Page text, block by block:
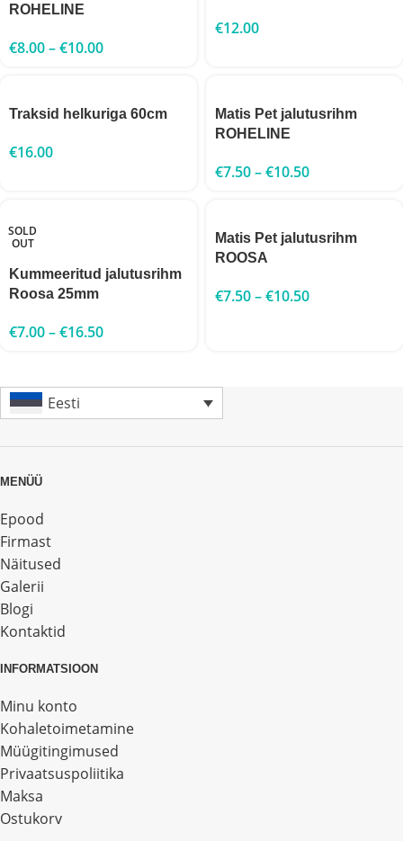
ROHELINE
€8.00–€10.00
€12.00
Traksid helkuriga 60cm
€16.00
Matis Pet jalutusrihm
ROHELINE
€7.50–€10.50
SOLD
OUT
Kummeeritud jalutusrihm
Roosa 25mm
€7.00–€16.50
Matis Pet jalutusrihm
ROOSA
€7.50–€10.50
Eesti
MENÜÜ
Epood
Firmast
Näitused
Galerii
Blogi
Kontaktid
INFORMATSIOON
Minu konto
Kohaletoimetamine
Müügitingimused
Privaatsuspoliitika
Maksa
Ostukorv